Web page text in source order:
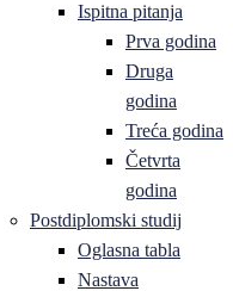
Ispitna pitanja
Prva godina
Druga
godina
Treća godina
Četvrta
godina
Postdiplomski studij
Oglasna tabla
Nastava